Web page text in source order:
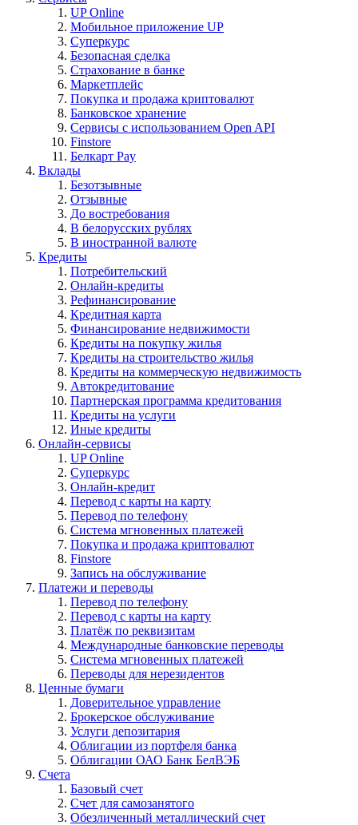
UP Online
Мобильное приложение UP
Суперкурс
Безопасная сделка
Страхование в банке
Маркетплейс
Покупка и продажа криптовалют
Банковское хранение
Сервисы с использованием Open API
Finstore
Белкарт Pay
Вклады
Безотзывные
Отзывные
До востребования
В белорусских рублях
В иностранной валюте
Кредиты
Потребительский
Онлайн-кредиты
Рефинансирование
Кредитная карта
Финансирование недвижимости
Кредиты на покупку жилья
Кредиты на строительство жилья
Кредиты на коммерческую недвижимость
Автокредитование
Партнерская программа кредитования
Кредиты на услуги
Иные кредиты
Онлайн-сервисы
UP Online
Суперкурс
Онлайн-кредит
Перевод с карты на карту
Перевод по телефону
Система мгновенных платежей
Покупка и продажа криптовалют
Finstore
Запись на обслуживание
Платежи и переводы
Перевод по телефону
Перевод с карты на карту
Платёж по реквизитам
Международные банковские переводы
Система мгновенных платежей
Переводы для нерезидентов
Ценные бумаги
Доверительное управление
Брокерское обслуживание
Услуги депозитария
Облигации из портфеля банка
Облигации ОАО Банк БелВЭБ
Счета
Базовый счет
Счет для самозанятого
Обезличенный металлический счет